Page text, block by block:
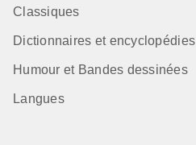
Classiques
Dictionnaires et encyclopédies
Humour et Bandes dessinées
Langues